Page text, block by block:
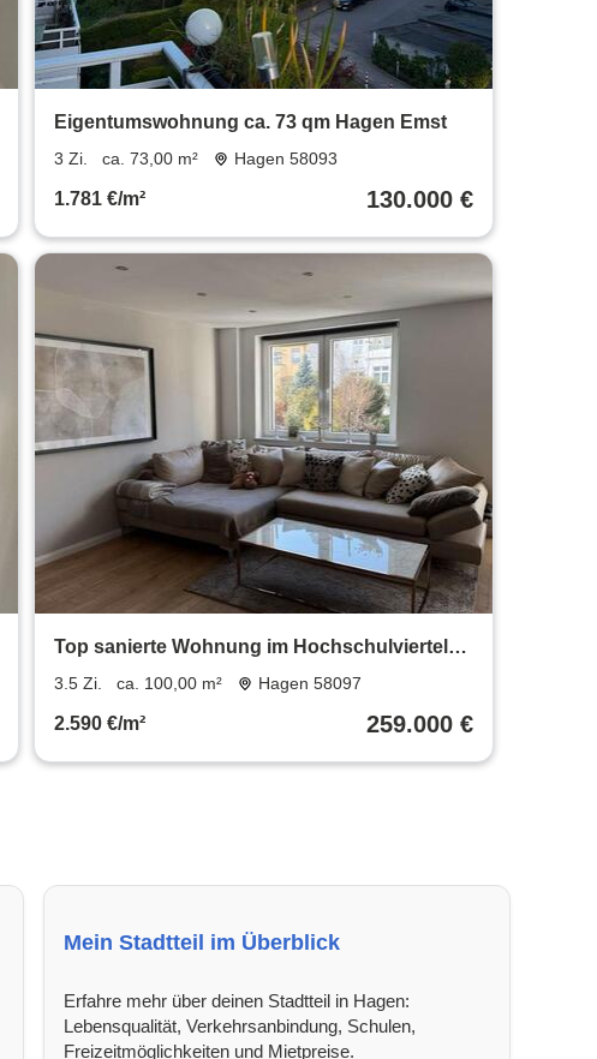
Eigentumswohnung ca. 73 qm Hagen Emst
3 Zi. ca. 73,00 m² Hagen 58093
1.781 €/m² 130.000 €
Top sanierte Wohnung im Hochschulviertel
*provisionsfrei*
3.5 Zi. ca. 100,00 m² Hagen 58097
2.590 €/m² 259.000 €
Mein Stadtteil im Überblick
Erfahre mehr über deinen Stadtteil in Hagen:
Lebensqualität, Verkehrsanbindung, Schulen,
Freizeitmöglichkeiten und Mietpreise.